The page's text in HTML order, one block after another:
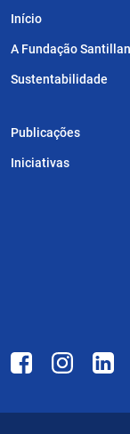
Início
A Fundação
Sustentabilidade
Publicações
Iniciativas